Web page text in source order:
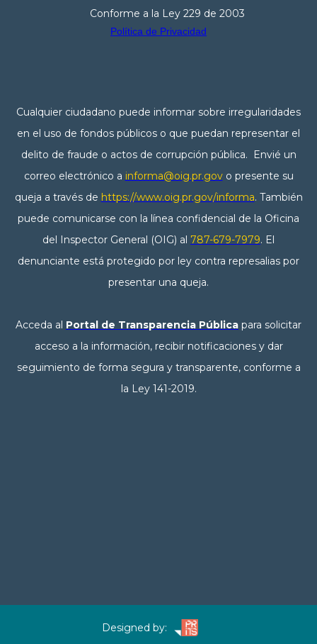
Conforme a la Ley 229 de 2003
Política de Privacidad
Cualquier ciudadano puede informar sobre irregularidades
en el uso de fondos públicos o que puedan representar el
delito de fraude o actos de corrupción pública. Envié un
correo electrónico a informa@oig.pr.govo presente su
queja a través de https://www.oig.pr.gov/informa. También
puede comunicarse con la línea confidencial de la Oficina
del Inspector General (OIG) al 787-679-7979. El
denunciante está protegido por ley contra represalias por
presentar una queja.
Acceda al Portal de Transparencia Pública para solicitar
acceso a la información, recibir notificaciones y dar
seguimiento de forma segura y transparente, conforme a
la Ley 141-2019.
Designed by: